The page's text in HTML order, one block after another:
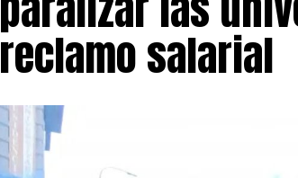
reclamo salarial